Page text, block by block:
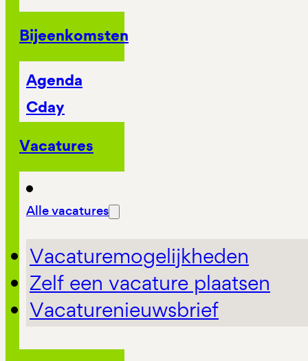
Bijeenkomsten
Agenda
Cday
Vacatures
Alle vacatures
Vacaturemogelijkheden
Zelf een vacature plaatsen
Vacaturenieuwsbrief